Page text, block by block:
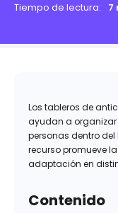
Tiempo de lectura:
7
Los tableros de
ayudan a
personas dentro del
recurso promueve
adaptación en
Contenido